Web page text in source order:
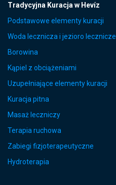
Tradycyjna Kuracja w Hevíz
Podstawowe elementy kuracji
Woda lecznicza i jezioro lecznicze
Borowina
Kąpiel z obciążeniami
Uzupełniające elementy kuracji
Kuracja pitna
Masaż leczniczy
Terapia ruchowa
Zabiegi fizjoterapeutyczne
Hydroterapia